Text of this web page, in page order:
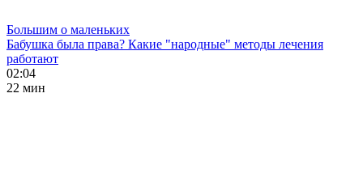
Большим о маленьких
Бабушка была права? Какие "народные" методы лечения
работают
02:04
22 мин